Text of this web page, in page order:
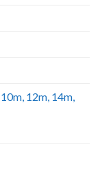
12m, 14m,